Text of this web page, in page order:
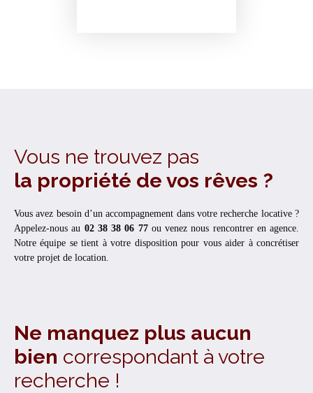
Vous ne trouvez pas
la propriété de vos rêves ?
Vous avez besoin d’un accompagnement dans votre recherche locative ?
Appelez-nous au 02 38 38 06 77ou venez nous rencontrer en agence.
Notre équipe se tient à votre disposition pour vous aider à concrétiser
votre projet de location.
Ne manquez plus aucun
bien correspondant à votre
recherche !